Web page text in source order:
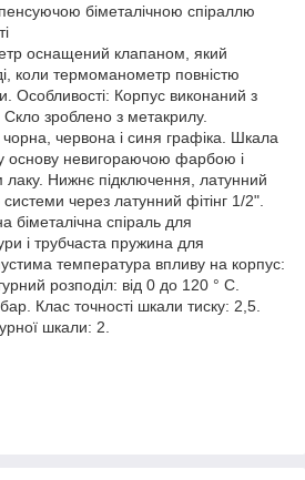
біметалічною спіраллю
оснащений клапаном, який
коли термоманометр повністю
Особливості: Корпус виконаний з
Скло зроблено з метакрилу.
червона і синя графіка. Шкала
основу невигораючою фарбою і
Нижнє підключення, латунний
через латунний фітінг 1/2".
біметалічна спіраль для
і трубчаста пружина для
температура впливу на корпус:
розподіл: від 0 до 120 ° C.
Клас точності шкали тиску: 2,5.
шкали: 2.